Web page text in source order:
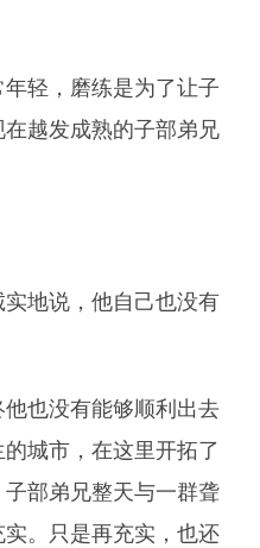
轻，磨练是为了让子
越发成熟的子部弟兄
地说，他自己也没有
也没有能够顺利出去
城市，在这里开拓了
部弟兄整天与一群聋
。只是再充实，也还